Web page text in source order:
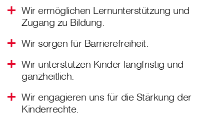
Wir ermöglichen Lernunterstützung und
Zugang zu Bildung.
Wir sorgen für Barrierefreiheit.
Wir unterstützen Kinder langfristig und
ganzheitlich.
Wir engagieren uns für die Stärkung der
Kinderrechte.